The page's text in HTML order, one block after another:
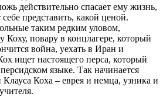
действительно спасает ему жизнь,
представить, какой ценой.
таким редким уловом,
Коху, повару в концлагере, который
война, уехать в Иран и
ищет настоящего перса, который
языке. Так начинается
Коха – еврея и немца, узника и